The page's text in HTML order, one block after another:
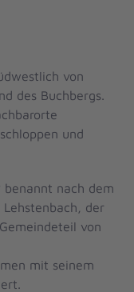
von
des Buchbergs.
und
benannt nach dem
der
von
mit seinem